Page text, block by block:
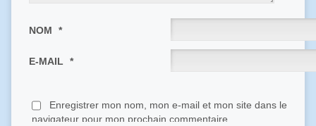
NOM *
E-MAIL *
Enregistrer mon nom, mon e-mail et mon site dans le
navigateur pour mon prochain commentaire.